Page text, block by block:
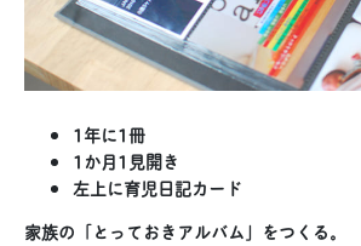
1年に1冊
1か月1見開き
左上に育児日記カード
家族の「とっておきアルバム」をつくる。